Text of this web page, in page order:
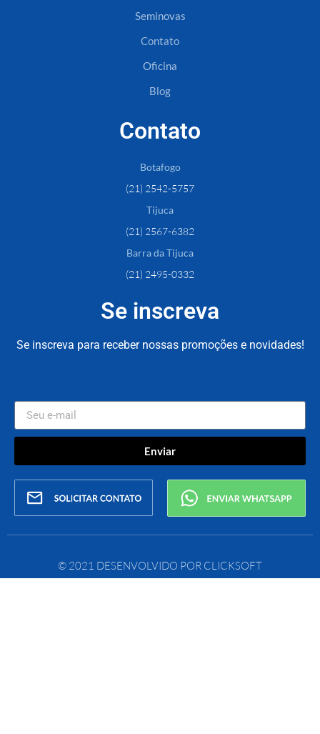
Seminovas
Contato
Oficina
Blog
Contato
Botafogo
(21) 2542-5757
Tijuca
(21) 2567-6382
Barra da Tijuca
(21) 2495-0332
Se inscreva
Se inscreva para receber nossas promoções e novidades!
Enviar
© 2021 DESENVOLVIDO POR CLICKSOFT​